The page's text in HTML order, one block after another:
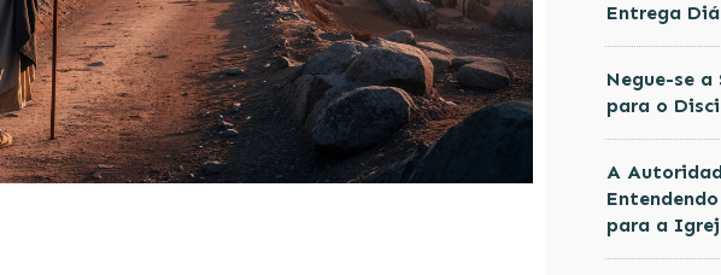
Entrega
Negue-se a
para o
A
para a